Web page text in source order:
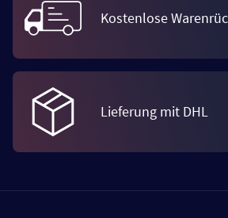
Kostenlose
Lieferung mit DHL